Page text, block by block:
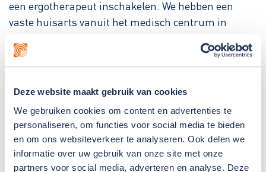
Deze website maakt gebruik van cookies
We gebruiken cookies om content en advertenties te
personaliseren, om functies voor social media te bieden
en om ons websiteverkeer te analyseren. Ook delen we
informatie over uw gebruik van onze site met onze
partners voor social media, adverteren en analyse. Deze
een ergotherapeut inschakelen. We hebben een
vaste huisarts vanuit het medisch centrum in
Julianastraat heeft ook vrijwilligers. Zij maken
mee te gaan naar vrijetijdsactiviteiten (sporten,
Logeerwoning
In de Julianastraat is een woning waar je kunt